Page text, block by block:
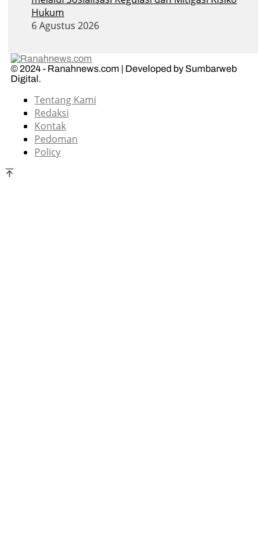
Hukum
6 Agustus 2026
© 2024 - Ranahnews.com | Developed by Sumbarweb
Digital.
Tentang Kami
Redaksi
Kontak
Pedoman
Policy